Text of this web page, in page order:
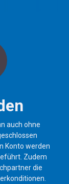
auch ohne
Konto werden
Zudem
die